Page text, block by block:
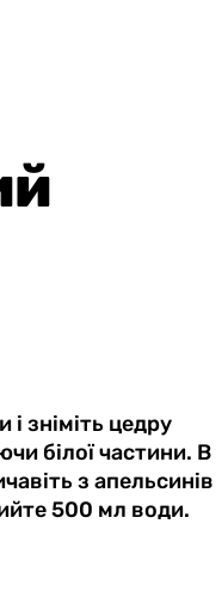
зніміть цедру
білої частини. В
з апельсинів
500 мл води.